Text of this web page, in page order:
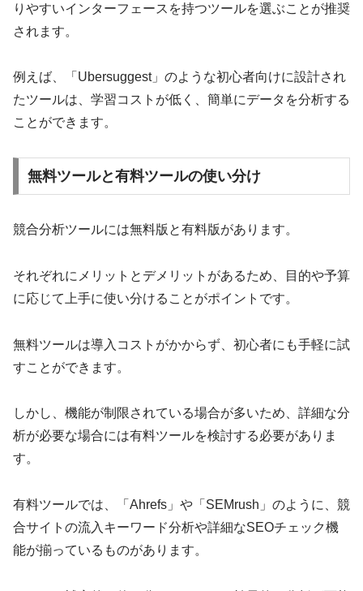
りやすいインターフェースを持つツールを選ぶことが推奨
されます。
例えば、「Ubersuggest」のような初心者向けに設計され
たツールは、学習コストが低く、簡単にデータを分析する
ことができます。
無料ツールと有料ツールの使い分け
競合分析ツールには無料版と有料版があります。
それぞれにメリットとデメリットがあるため、目的や予算
に応じて上手に使い分けることがポイントです。
無料ツールは導入コストがかからず、初心者にも手軽に試
すことができます。
しかし、機能が制限されている場合が多いため、詳細な分
析が必要な場合には有料ツールを検討する必要がありま
す。
有料ツールでは、「Ahrefs」や「SEMrush」のように、競
合サイトの流入キーワード分析や詳細なSEOチェック機
能が揃っているものがあります。